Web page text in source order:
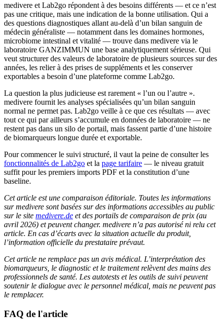
medivere et Lab2go répondent à des besoins différents — et ce n’est
pas une critique, mais une indication de la bonne utilisation. Qui a
des questions diagnostiques allant au-delà d’un bilan sanguin de
médecin généraliste — notamment dans les domaines hormones,
microbiome intestinal et vitalité — trouve dans medivere via le
laboratoire GANZIMMUN une base analytiquement sérieuse. Qui
veut structurer des valeurs de laboratoire de plusieurs sources sur des
années, les relier à des prises de suppléments et les conserver
exportables a besoin d’une plateforme comme Lab2go.
La question la plus judicieuse est rarement « l’un ou l’autre ».
medivere fournit les analyses spécialisées qu’un bilan sanguin
normal ne permet pas. Lab2go veille à ce que ces résultats — avec
tout ce qui par ailleurs s’accumule en données de laboratoire — ne
restent pas dans un silo de portail, mais fassent partie d’une histoire
de biomarqueurs longue durée et exportable.
Pour commencer le suivi structuré, il vaut la peine de consulter les
fonctionnalités de Lab2go et la page tarifaire — le niveau gratuit
suffit pour les premiers imports PDF et la constitution d’une
baseline.
Cet article est une comparaison éditoriale. Toutes les informations
sur medivere sont basées sur des informations accessibles au public
sur le site medivere.de et des portails de comparaison de prix (au
avril 2026) et peuvent changer. medivere n’a pas autorisé ni relu cet
article. En cas d’écarts avec la situation actuelle du produit,
l’information officielle du prestataire prévaut.
Cet article ne remplace pas un avis médical. L’interprétation des
biomarqueurs, le diagnostic et le traitement relèvent des mains des
professionnels de santé. Les autotests et les outils de suivi peuvent
soutenir le dialogue avec le personnel médical, mais ne peuvent pas
le remplacer.
FAQ de l'article